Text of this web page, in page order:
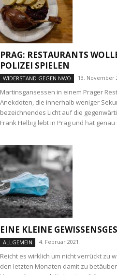
PRAG: RESTAURANTS
POLIZEI SPIELEN
WIDERSTAND GEGEN NWO 13. November
Martinsgansessen in einem Prager
Anekdoten, die innerhalb weniger
bezeichnendes Licht auf die
Frank Helbig lebt in Prag und hat
EINE KLEINE
ALLGEMEIN 4. Februar 2021
Reicht es wirklich um nicht verrückt zu
den letzten Monaten damit zu